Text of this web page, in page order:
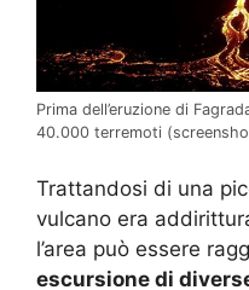
Prima dell’eruzione di
40.000 terremoti
Trattandosi di una
vulcano era
l’area può essere
escursione di